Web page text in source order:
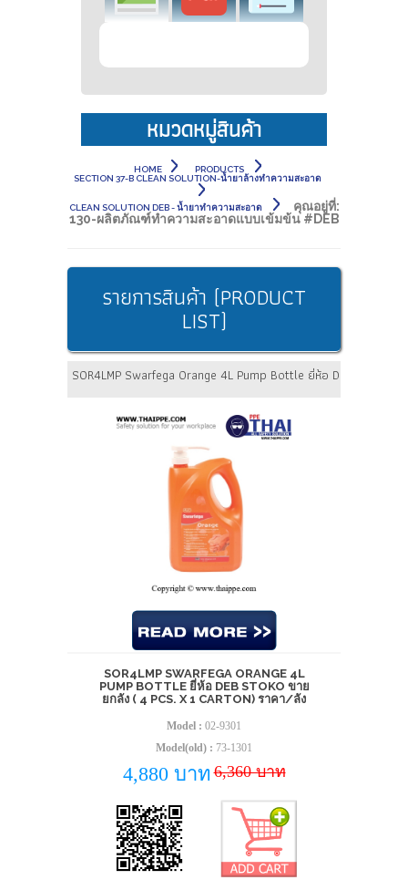
หมวดหมู่สินค้า
HOME
PRODUCTS
SECTION 37-B CLEAN SOLUTION-น้ำยาล้างทำความสะอาด
CLEAN SOLUTION DEB - น้ำยาทำความสะอาด
คุณอยู่ที่:
130-ผลิตภัณฑ์ทำความสะอาดแบบเข้มข้น #DEB
รายการสินค้า (PRODUCT
LIST)
SOR4LMP Swarfega Orange 4L Pump Bottle ยี่ห้อ DEB STOKO
SOR4LMP SWARFEGA ORANGE 4L
PUMP BOTTLE ยี่ห้อ DEB STOKO ขาย
ยกลัง ( 4 PCS. X 1 CARTON) ราคา/ลัง
Model : 02-9301
Model(old) : 73-1301
4,880 บาท 6,360 บาท